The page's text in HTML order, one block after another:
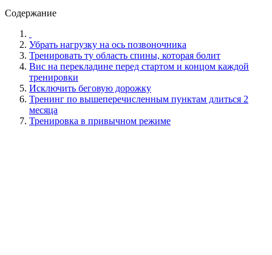
Содержание
Убрать нагрузку на ось позвоночника
Тренировать ту область спины, которая болит
Вис на перекладине перед стартом и концом каждой
тренировки
Исключить беговую дорожку
Тренинг по вышеперечисленным пунктам длиться 2
месяца
Тренировка в привычном режиме